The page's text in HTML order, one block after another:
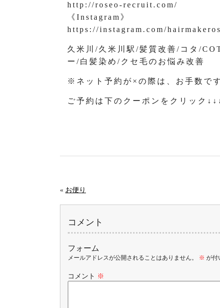
http://roseo-recruit.com/
《Instagram》
https://instagram.com/
久米川/久米川駅/髪質改善/コタ/
ー/白髪染め/クセ毛のお悩み改善
※ネット予約が×の際は、お手数で
ご予約は下のクーポンをクリック
« お便り
コメント
フォーム
メールアドレスが公開されることはありません。 ※ が付
コメント ※